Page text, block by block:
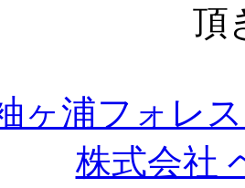
頂
ヶ浦フォレ
株式会社